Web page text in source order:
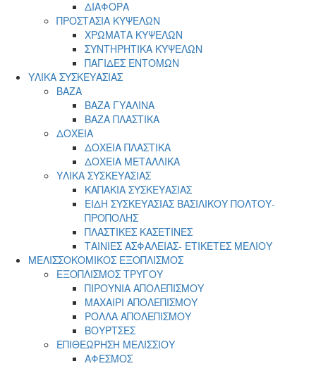
ΔΙΑΦΟΡΑ
ΠΡΟΣΤΑΣΙΑ ΚΥΨΕΛΩΝ
ΧΡΩΜΑΤΑ ΚΥΨΕΛΩΝ
ΣΥΝΤΗΡΗΤΙΚΑ ΚΥΨΕΛΩΝ
ΠΑΓΙΔΕΣ ΕΝΤΟΜΩΝ
ΥΛΙΚΑ ΣΥΣΚΕΥΑΣΙΑΣ
ΒΑΖΑ
ΒΑΖΑ ΓΥΑΛΙΝΑ
ΒΑΖΑ ΠΛΑΣΤΙΚΑ
ΔΟΧΕΙΑ
ΔΟΧΕΙΑ ΠΛΑΣΤΙΚΑ
ΔΟΧΕΙΑ ΜΕΤΑΛΛΙΚΑ
ΥΛΙΚΑ ΣΥΣΚΕΥΑΣΙΑΣ
ΚΑΠΑΚΙΑ ΣΥΣΚΕΥΑΣΙΑΣ
ΕΙΔΗ ΣΥΣΚΕΥΑΣΙΑΣ ΒΑΣΙΛΙΚΟΥ ΠΟΛΤΟΥ-
ΠΡΟΠΟΛΗΣ
ΠΛΑΣΤΙΚΕΣ ΚΑΣΕΤΙΝΕΣ
ΤΑΙΝΙΕΣ ΑΣΦΑΛΕΙΑΣ- ΕΤΙΚΕΤΕΣ ΜΕΛΙΟΥ
ΜΕΛΙΣΣΟΚΟΜΙΚΟΣ ΕΞΟΠΛΙΣΜΟΣ
ΕΞΟΠΛΙΣΜΟΣ ΤΡΥΓΟΥ
ΠΙΡΟΥΝΙΑ ΑΠΟΛΕΠΙΣΜΟΥ
ΜΑΧΑΙΡΙ ΑΠΟΛΕΠΙΣΜΟΥ
ΡΟΛΛΑ ΑΠΟΛΕΠΙΣΜΟΥ
ΒΟΥΡΤΣΕΣ
ΕΠΙΘΕΩΡΗΣΗ ΜΕΛΙΣΣΙΟΥ
ΑΦΕΣΜΟΣ